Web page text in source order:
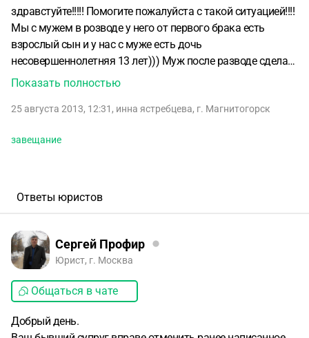
здравстуйте!!!!! Помогите пожалуйста с такой ситуацией!!!!
Мы с мужем в розводе у него от первого брака есть
взрослый сын и у нас с муже есть дочь
несовершеннолетняя 13 лет))) Муж после разводе сделал
завещание на дочь 13 лет и прописал в однокомнатной
хочет переписать завещание которое сделано было на
квариту завещать нашей дочери, то есть поменять))))я не
завещать квартиру старшему сыну если там прописана
Показать полностью
25 августа 2013, 12:31 , инна ястребцева, г. Магнитогорск
завещание
Ответы юристов
Сергей Профир
Юрист, г. Москва
Общаться в чате
Добрый день.